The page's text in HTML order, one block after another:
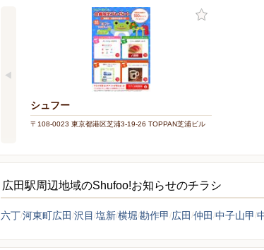
シュフー
〒108-0023 東京都港区芝浦3-19-26 TOPPAN芝浦ビル
広田駅周辺地域のShufoo!お知らせのチラシ
六丁河東町広田 沢目 塩新横堀 勘作甲 広田 仲田 中子山甲